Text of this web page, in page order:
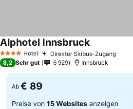
4 Sterne Hotel Direkter Skibus-Zugang
Alphotel InnsbruckPreise sehen
8,2 Sehr gut 6 929 Innsbruck
Ab € 89
Preise von 15 Websites anzeigen